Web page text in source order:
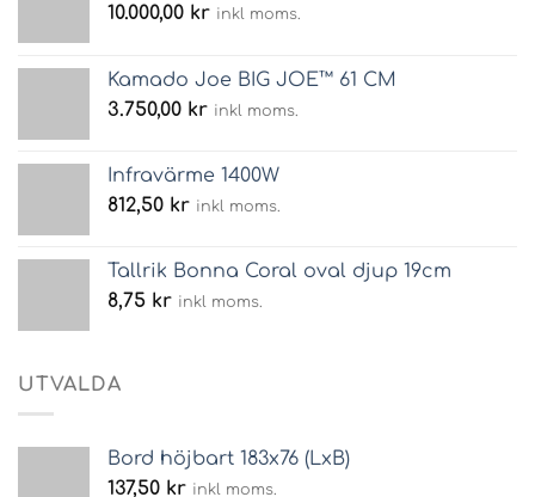
10.000,00 kr inkl moms.
Kamado Joe BIG JOE™ 61 CM
3.750,00 kr inkl moms.
Infravärme 1400W
812,50 kr inkl moms.
Tallrik Bonna Coral oval djup 19cm
8,75 kr inkl moms.
UTVALDA
Bord höjbart 183x76 (LxB)
137,50 kr inkl moms.